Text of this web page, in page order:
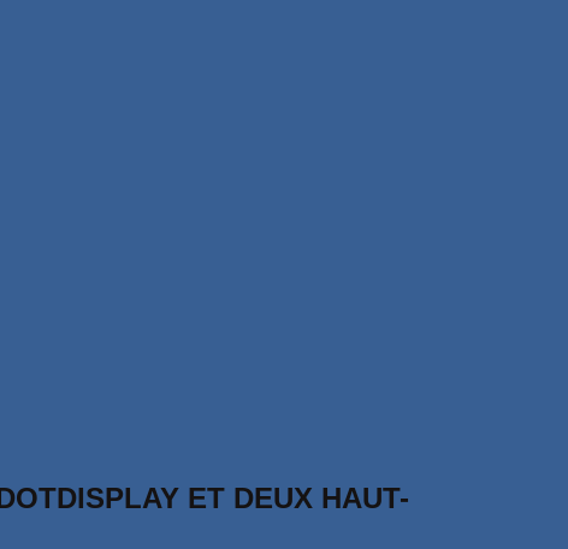
ET DEUX HAUT-